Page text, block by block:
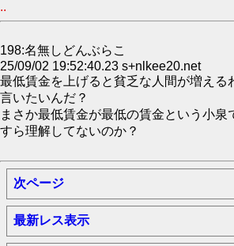
..
198:名無しどんぶらこ
25/09/02 19:52:40.23 s+nlkee20.net
最低賃金を上げると貧乏な人間が増える
言いたいんだ？
まさか最低賃金が最低の賃金という小泉
すら理解してないのか？
次ページ
最新レス表示